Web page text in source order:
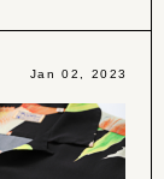
Jan 02, 2023